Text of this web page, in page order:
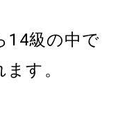
14級の中で
す。